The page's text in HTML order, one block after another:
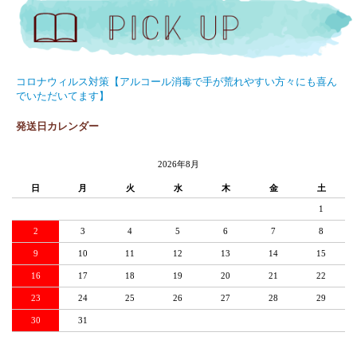
コロナウィルス対策【アルコール消毒で手が荒れやすい方々にも喜ん
でいただいてます】
発送日カレンダー
2026年8月
日 月 火 水 木 金 土
1
2 3 4 5 6 7 8
9 10 11 12 13 14 15
16 17 18 19 20 21 22
23 24 25 26 27 28 29
30 31